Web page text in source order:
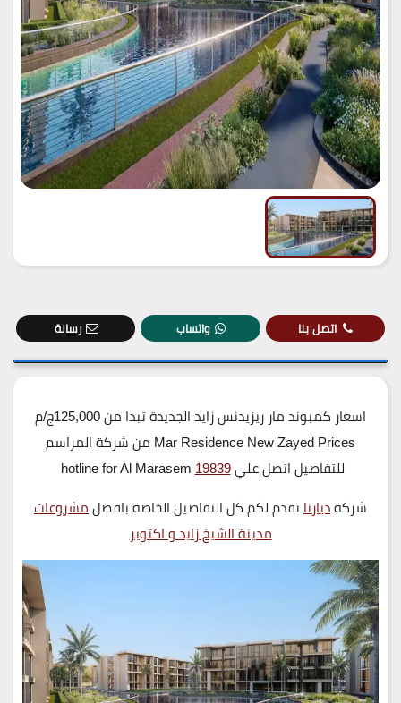
اتصل بنا واتساب رسالة
اسعار كمبوند مار ريزيدنس زايد الجديدة تبدا من 125,000ج/م
Mar Residence New Zayed Prices من شركة المراسم
للتفاصيل اتصل علي19839
hotline for Al Marasem
شركةديارناتقدم لكم كل التفاصيل الخاصة بافضلمشروعات
مدينة الشيخ زايد و اكتوبر